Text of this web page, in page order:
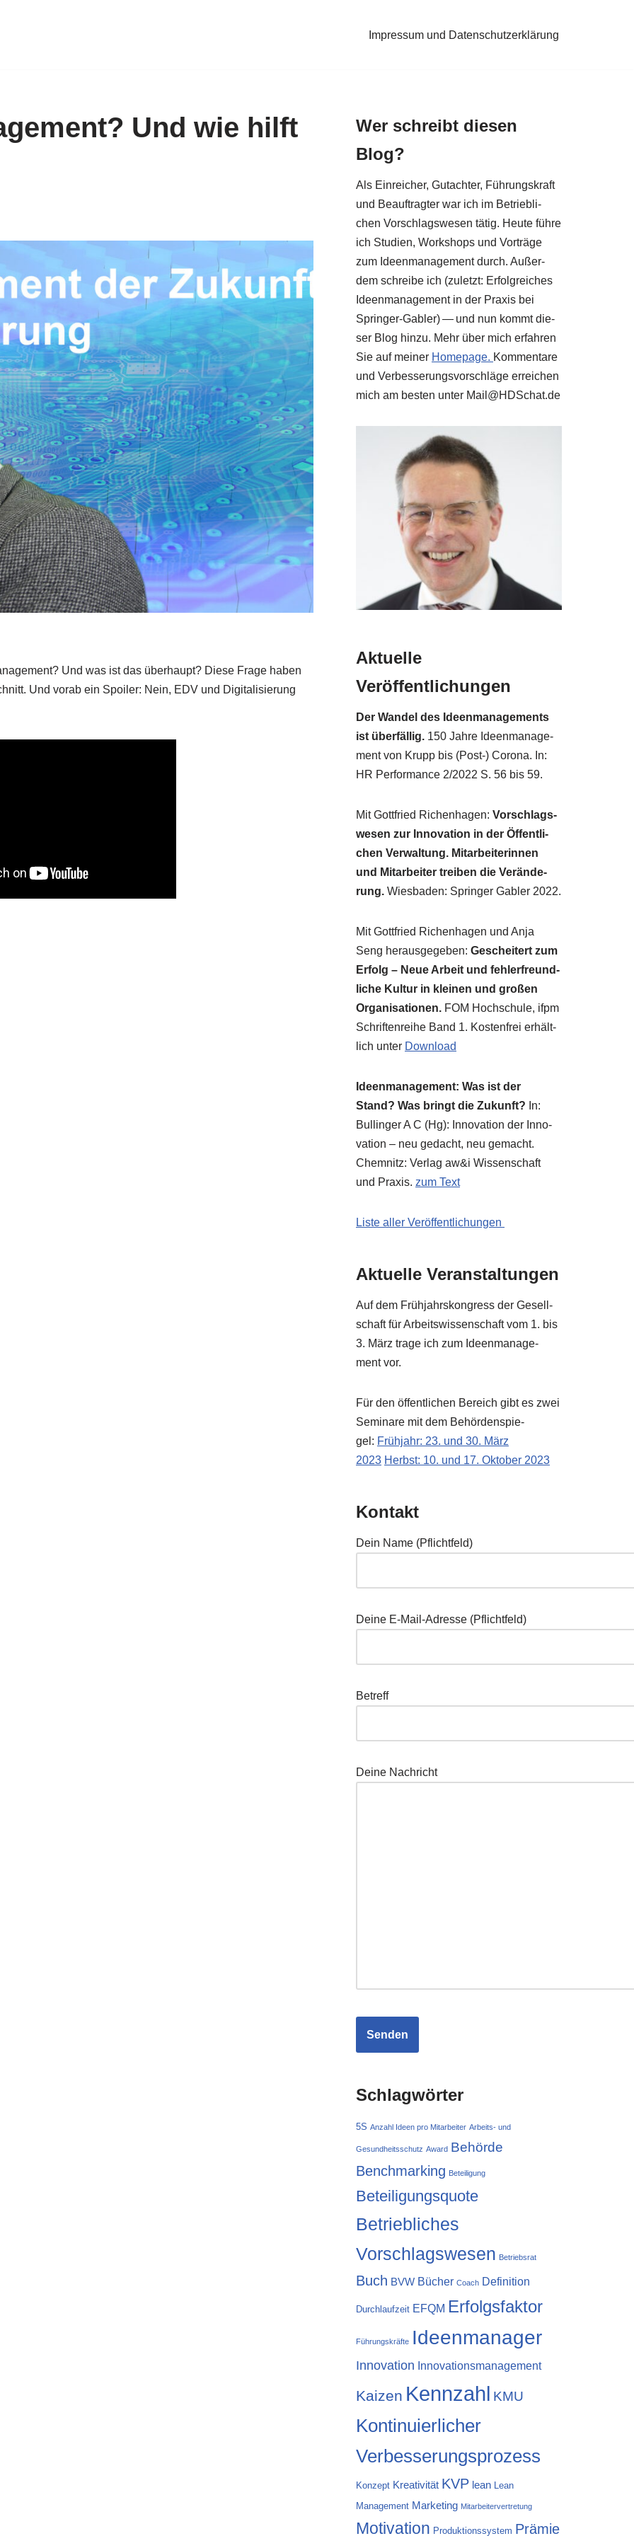
Impressum und Datenschutzerklärung
Und wie hilft
Und was ist das über­haupt? Die­se Fra­ge haben
Und vor­ab ein Spoi­ler: Nein, EDV und Digi­ta­li­sie­rung
Wer schreibt diesen
Blog?
Als Ein­rei­cher, Gut­ach­ter, Füh­rungs­kraft
und Beauf­trag­ter war ich im Betrieb­li­
chen Vor­schlags­we­sen tätig. Heu­te füh­re
ich Stu­di­en, Work­shops und Vor­trä­ge
zum Ideen­ma­nage­ment durch. Außer­
dem schrei­be ich (zuletzt: Erfolg­rei­ches
Ideen­ma­nage­ment in der Pra­xis bei
Sprin­ger-Gab­ler) — und nun kommt die­
ser Blog hin­zu. Mehr über mich erfah­ren
Sie auf mei­ner Home­page. Kom­men­ta­re
und Ver­bes­se­rungs­vor­schlä­ge errei­chen
mich am besten unter Mail@​HDSchat.​de
Aktuelle
Veröffentlichungen
Der Wan­del des Ideen­ma­nage­ments
ist über­fäl­lig. 150 Jah­re Ideen­ma­nage­
ment von Krupp bis (Post-) Coro­na. In:
HR Per­for­mance 2/​2022 S. 56 bis 59.
Mit Gott­fried Richen­ha­gen: Vor­schlags­
we­sen zur Inno­va­ti­on in der Öffent­li­
chen Ver­wal­tung. Mit­ar­bei­te­rin­nen
und Mit­ar­bei­ter trei­ben die Ver­än­de­
rung. Wies­ba­den: Sprin­ger Gab­ler 2022.
Mit Gott­fried Richen­ha­gen und Anja
Seng her­aus­ge­ge­ben: Geschei­tert zum
Erfolg – Neue Arbeit und feh­ler­freund­
li­che Kul­tur in klei­nen und gro­ßen
Orga­ni­sa­tio­nen. FOM Hoch­schu­le, ifpm
Schrif­ten­rei­he Band 1. Kosten­frei erhält­
lich unter Down­load
Ideen­ma­nage­ment: Was ist der
Stand? Was bringt die Zukunft? In:
Bul­lin­ger A C (Hg): Inno­va­ti­on der Inno­
va­ti­on – neu gedacht, neu gemacht.
Chem­nitz: Ver­lag aw&i Wis­sen­schaft
und Pra­xis. zum Text
Liste aller Veröffentlichungen
Aktuelle Veranstaltungen
Auf dem Früh­jahrs­kon­gress der Gesell­
schaft für Arbeits­wis­sen­schaft vom 1. bis
3. März tra­ge ich zum Ideen­ma­nage­
ment vor.
Für den öffent­li­chen Bereich gibt es zwei
Semi­na­re mit dem Behör­den­spie­
gel: Früh­jahr: 23. und 30. März
2023 Herbst: 10. und 17. Okto­ber 2023
Kontakt
Dein Name (Pflicht­feld)
Dei­ne E‑Mail-Adres­se (Pflicht­feld)
Betreff
Dei­ne Nachricht
Schlagwörter
5S Anzahl Ideen pro Mitarbeiter Arbeits- und
Gesundheitsschutz Award Behörde
Benchmarking Beteiligung
Beteiligungsquote
Betriebliches
Vorschlagswesen Betriebsrat
Buch BVW Bücher Coach Definition
Durchlaufzeit EFQM Erfolgsfaktor
Führungskräfte Ideenmanager
Innovation Innovationsmanagement
Kaizen Kennzahl KMU
Kontinuierlicher
Verbesserungsprozess
Konzept Kreativität KVP lean
Lean
Management Marketing Mitarbeitervertretung
Motivation Produktionssystem Prämie